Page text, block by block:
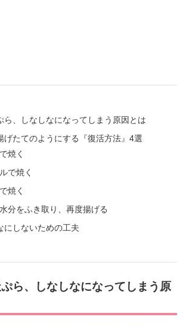
ら、しなしなになってしまう原因とは
げたてのようにする『復活方法』4選
焼く
で焼く
焼く
分をふき取り、再度揚げる
にしないための工夫
ら、しなしなになってしまう原